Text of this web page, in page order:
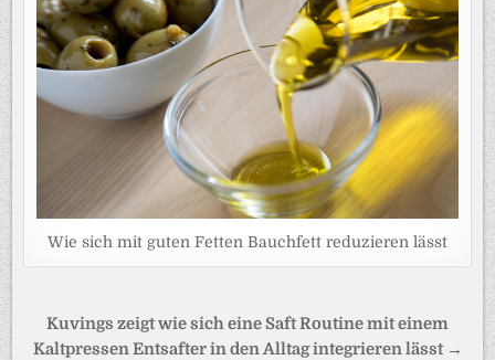
Wie sich mit guten Fetten Bauchfett reduzieren lässt
Beitragsnavigation
Kuvings zeigt wie sich eine Saft Routine mit einem
Kaltpressen Entsafter in den Alltag integrieren lässt →